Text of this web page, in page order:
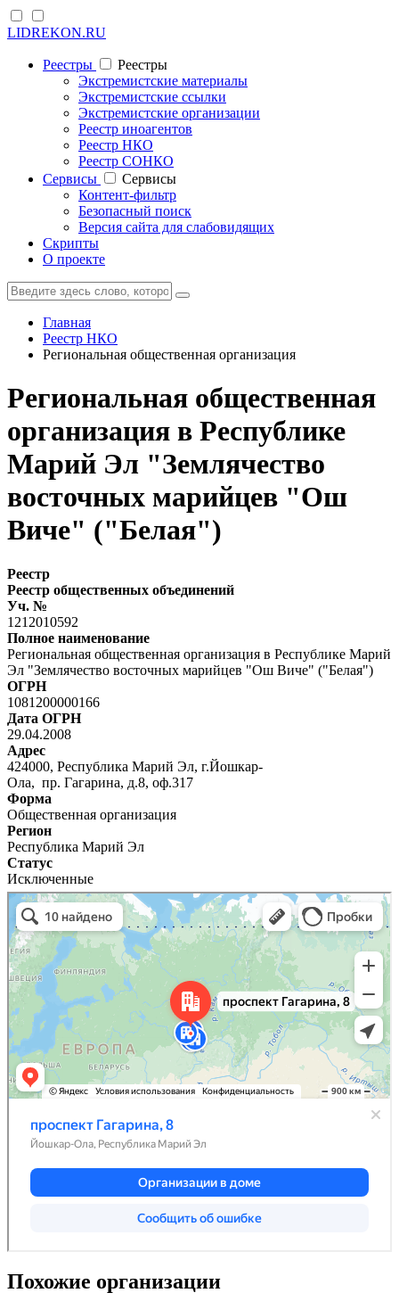
LIDREKON.RU
Реестры
Реестры
Экстремистские материалы
Экстремистские ссылки
Экстремистские организации
Реестр иноагентов
Реестр НКО
Реестр СОНКО
Cервисы
Cервисы
Контент-фильтр
Безопасный поиск
Версия сайта для слабовидящих
Скрипты
О проекте
Главная
Реестр НКО
Региональная общественная организация
Региональная общественная
организация в Республике
Марий Эл "Землячество
восточных марийцев "Ош
Виче" ("Белая")
Реестр
Реестр общественных объединений
Уч. №
1212010592
Полное наименование
Региональная общественная организация в Республике Марий
Эл "Землячество восточных марийцев "Ош Виче" ("Белая")
ОГРН
1081200000166
Дата ОГРН
29.04.2008
Адрес
424000, Республика Марий Эл, г.Йошкар-
Ола, пр. Гагарина, д.8, оф.317
Форма
Общественная организация
Регион
Республика Марий Эл
Статус
Исключенные
Похожие организации